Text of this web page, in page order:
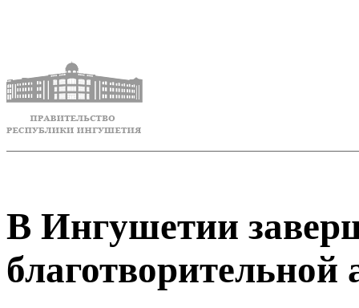
В Ингушетии